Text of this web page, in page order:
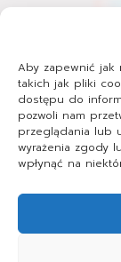
Aby zapewnić jak
takich jak pliki
dostępu do
pozwoli nam
przeglądania lub
wyrażenia zgody
wpłynąć na